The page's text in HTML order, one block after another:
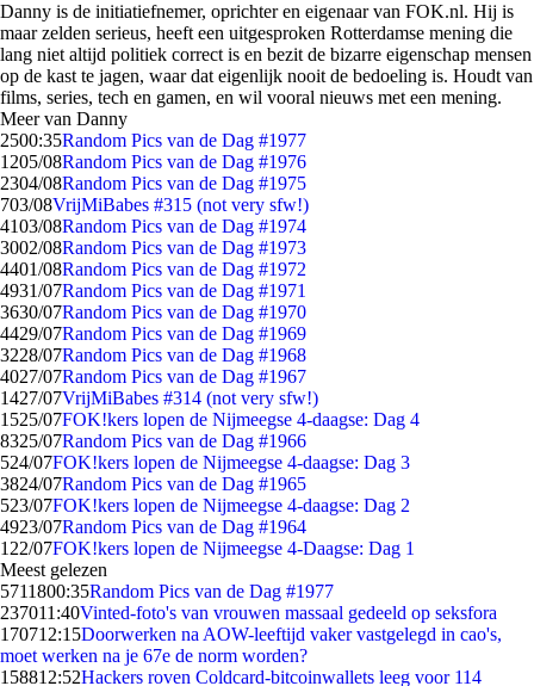
Danny is de initiatiefnemer, oprichter en eigenaar van FOK.nl. Hij is
maar zelden serieus, heeft een uitgesproken Rotterdamse mening die
lang niet altijd politiek correct is en bezit de bizarre eigenschap mensen
op de kast te jagen, waar dat eigenlijk nooit de bedoeling is. Houdt van
films, series, tech en gamen, en wil vooral nieuws met een mening.
Meer van Danny
2500:35Random Pics van de Dag #1977
1205/08Random Pics van de Dag #1976
2304/08Random Pics van de Dag #1975
703/08VrijMiBabes #315 (not very sfw!)
4103/08Random Pics van de Dag #1974
3002/08Random Pics van de Dag #1973
4401/08Random Pics van de Dag #1972
4931/07Random Pics van de Dag #1971
3630/07Random Pics van de Dag #1970
4429/07Random Pics van de Dag #1969
3228/07Random Pics van de Dag #1968
4027/07Random Pics van de Dag #1967
1427/07VrijMiBabes #314 (not very sfw!)
1525/07FOK!kers lopen de Nijmeegse 4-daagse: Dag 4
8325/07Random Pics van de Dag #1966
524/07FOK!kers lopen de Nijmeegse 4-daagse: Dag 3
3824/07Random Pics van de Dag #1965
523/07FOK!kers lopen de Nijmeegse 4-daagse: Dag 2
4923/07Random Pics van de Dag #1964
1 22/07FOK!kers lopen de Nijmeegse 4-Daagse: Dag 1
Meest gelezen
5711800:35Random Pics van de Dag #1977
237011:40Vinted-foto's van vrouwen massaal gedeeld op seksfora
170712:15Doorwerken na AOW-leeftijd vaker vastgelegd in cao's,
moet werken na je 67e de norm worden?
158812:52Hackers roven Coldcard-bitcoinwallets leeg voor 114